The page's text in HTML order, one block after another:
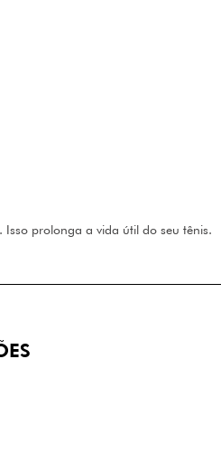
Isso prolonga a vida útil do seu tênis.